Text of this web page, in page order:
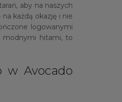
aby na naszych
każdą okazję i nie
logowanymi
modnymi hitami, to
w Avocado